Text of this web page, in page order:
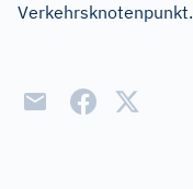
Verkehrsknotenpunkt.